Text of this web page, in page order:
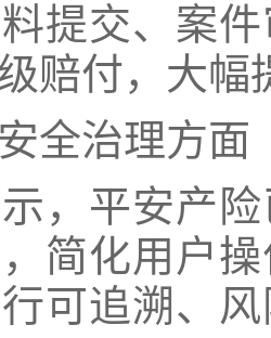
提交、案
赔付，大幅
治理方面
平安产险
简化用户
可追溯、